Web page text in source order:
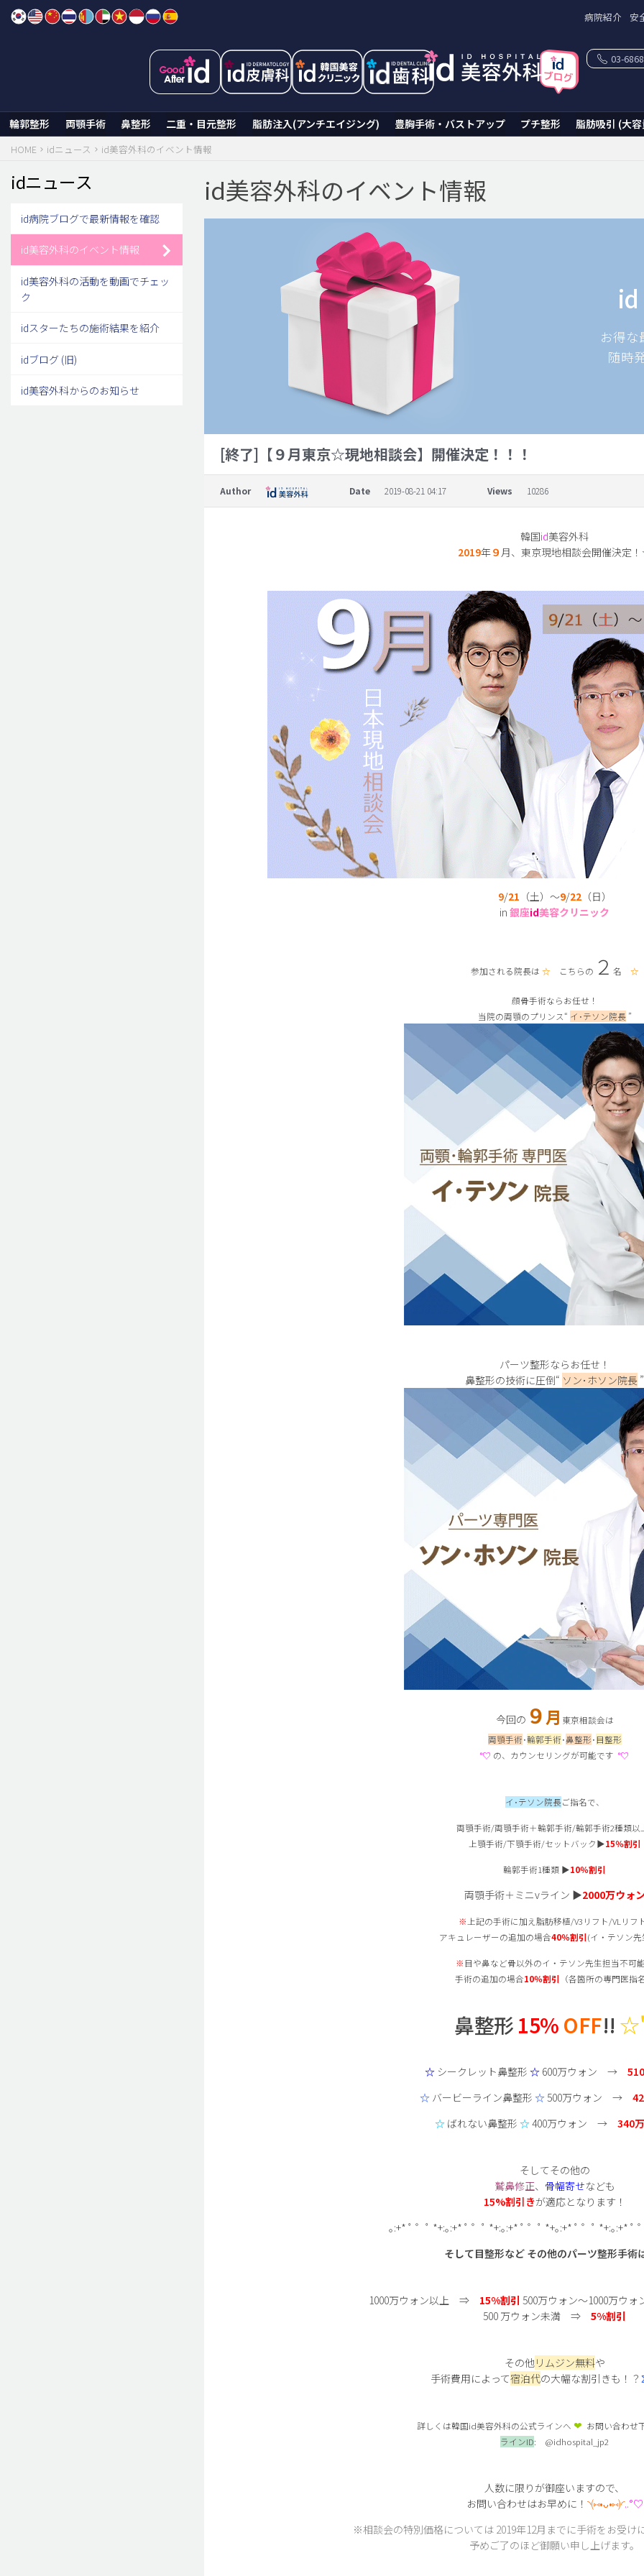
Skip
病院紹介 安
輪郭整形 両顎手術 鼻整形 二重・目元整形 脂肪注入(アンチエイジング) 豊胸手術・バストアップ プチ整形 脂肪吸引 (大
03-
HOME idニュース id美容外科のイベント情報
id美容外科のイベント情報
お得な
随時
[終了]【９月東京☆現地相談会】開催決定！！！
Author Date 2019-08-21 04:17 Views 10286
韓国id美容外科
2019年９ 月、東京現地相談会開催決定！
9/21 （土）～9/22（日）
in銀座id美容クリニック
参加される院長は ☆ こちらの ２ 名 ☆
顔骨手術ならお任せ！
当院の両顎のプリンス“ イ･テソン院長”
パーツ整形ならお任せ！
鼻整形の技術に圧倒“ ソン･ホソン院長 ”
今回の ９月 東京相談会は
両顎手術･輪郭手術･鼻整形･目整形
°♡ の、カウンセリングが可能です °♡
イ･テソン院長ご指名で、
両顎手術/両顎手術＋輪郭手術/輪郭手術2種類以
上顎手術/下顎手術/セットバック▶15％割引
輪郭手術1種類 ▶10％割引
両顎手術＋ミニvライン ▶2000万ウォ
※ 上記の手術に加え脂肪移植/V3リフト/VLリフ
アキュレーザーの追加の場合40％割引(イ・テソン
※目や鼻など骨以外のイ・テソン先生担当不可
手術の追加の場合10％割引 （各箇所の専門医指
鼻整形 15% OFF!!
☆ シークレット鼻整形 ☆600万ウォン →
☆ バービーライン鼻整形 ☆500万ウォン →
☆ ばれない鼻整形 ☆400万ウォン → 340
そしてその他の
鷲鼻修正、 骨幅寄せなども
15%割引きが適応となります！
｡:+* ﾟ ゜ﾟ *+:｡:+* ﾟ ゜ﾟ *+:｡:+* ﾟ ゜ﾟ *+｡:+* ﾟ ゜ﾟ *+:｡:+* ﾟ
そして目整形など その他のパーツ整形手術
1000万ウォン以上 ⇒ 15%割引 500万ウォン～1000万
500 万ウォン未満 ⇒5%割引
その他リムジン無料や
手術費用によって宿泊代の大幅な割引きも！？
詳しくは韓国id美容外科の公式ラインへ ❤︎ お問い合わせ
ラインID: @idhospital_jp2
人数に限りが御座いますので、
お問い合わせはお早めに！ ◝(⑅•ᴗ•⑅)◜..°♡
※相談会の特別価格については 2019年12月までに手術をお受け
予めご了のほど御願い申し上げます。
idニュース
id病院ブログで最新情報を確認
id美容外科のイベント情報
id美容外科の活動を動画でチェッ
ク
idスターたちの施術結果を紹介
idブログ (旧)
id美容外科からのお知らせ